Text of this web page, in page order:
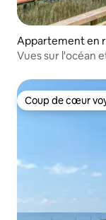
Appartement en
ach
Vues sur l'océan
Coup de cœur
Coup de cœur